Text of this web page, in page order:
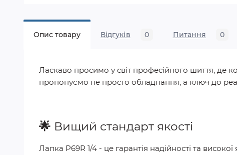
Опис товару Відгуків 0 Питання 0
Ласкаво просимо у світ професійного шиття, де
пропонуємо не просто обладнання, а ключ до
🌟 Вищий стандарт якості
Лапка P69R 1/4 - це гарантія надійності та